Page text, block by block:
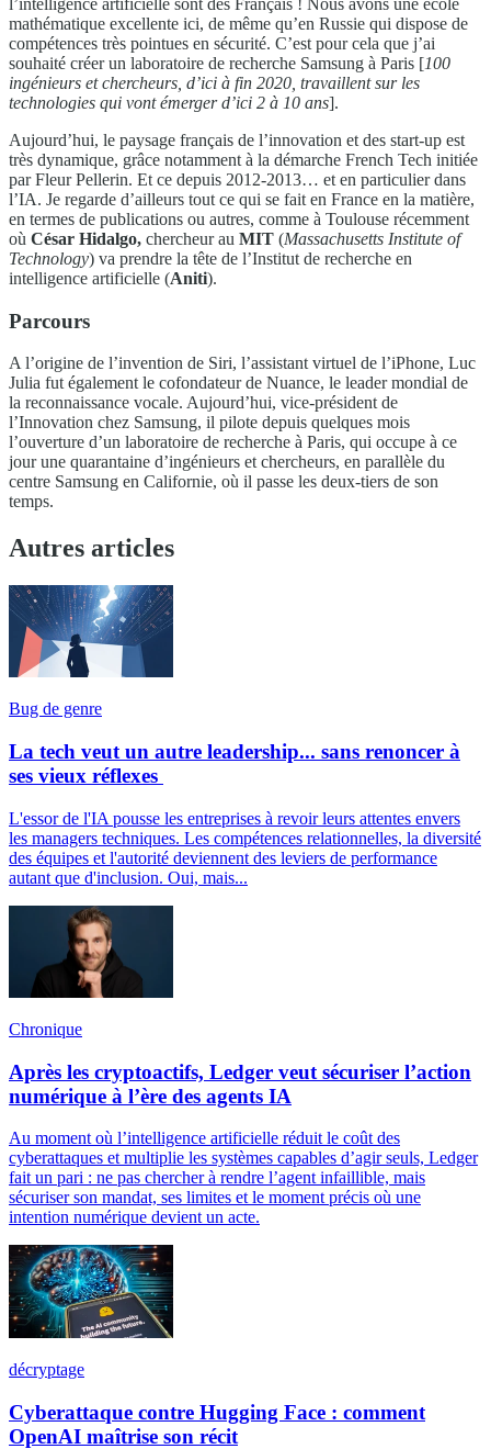
mathématique excellente ici, de même qu’en Russie qui dispose de
compétences très pointues en sécurité. C’est pour cela que j’ai
souhaité créer un laboratoire de recherche Samsung à Paris [100
ingénieurs et chercheurs, d’ici à fin 2020, travaillent sur les
technologies qui vont émerger d’ici 2 à 10 ans].
Aujourd’hui, le paysage français de l’innovation et des start-up est
très dynamique, grâce notamment à la démarche French Tech initiée
par Fleur Pellerin. Et ce depuis 2012-2013… et en particulier dans
l’IA. Je regarde d’ailleurs tout ce qui se fait en France en la matière,
en termes de publications ou autres, comme à Toulouse récemment
où César Hidalgo, chercheur au MIT (Massachusetts Institute of
Technology) va prendre la tête de l’Institut de recherche en
intelligence artificielle (Aniti).
Parcours
A l’origine de l’invention de Siri, l’assistant virtuel de l’iPhone, Luc
Julia fut également le cofondateur de Nuance, le leader mondial de
la reconnaissance vocale. Aujourd’hui, vice-président de
l’Innovation chez Samsung, il pilote depuis quelques mois
l’ouverture d’un laboratoire de recherche à Paris, qui occupe à ce
jour une quarantaine d’ingénieurs et chercheurs, en parallèle du
centre Samsung en Californie, où il passe les deux-tiers de son
temps.
Autres articles
Bug de genre
La tech veut un autre leadership... sans renoncer à
ses vieux réflexes
L'essor de l'IA pousse les entreprises à revoir leurs attentes envers
les managers techniques. Les compétences relationnelles, la diversité
des équipes et l'autorité deviennent des leviers de performance
autant que d'inclusion. Oui, mais...
Chronique
Après les cryptoactifs, Ledger veut sécuriser l’action
numérique à l’ère des agents IA
Au moment où l’intelligence artificielle réduit le coût des
cyberattaques et multiplie les systèmes capables d’agir seuls, Ledger
fait un pari : ne pas chercher à rendre l’agent infaillible, mais
sécuriser son mandat, ses limites et le moment précis où une
intention numérique devient un acte.
décryptage
Cyberattaque contre Hugging Face : comment
OpenAI maîtrise son récit